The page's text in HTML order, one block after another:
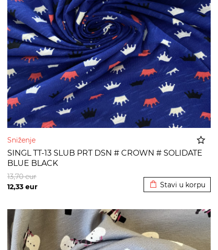
Sniženje
SINGL TT-13 SLUB PRT DSN # CROWN # SOLIDATE
BLUE BLACK
12,33 eur
13,70eur
Stavi u korpu